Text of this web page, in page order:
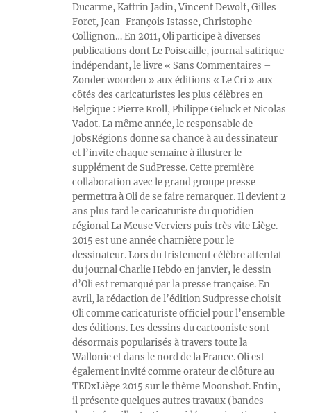
Ducarme, Kattrin Jadin, Vincent Dewolf, Gilles
Foret, Jean-François Istasse, Christophe
Collignon… En 2011, Oli participe à diverses
publications dont Le Poiscaille, journal satirique
indépendant, le livre « Sans Commentaires –
Zonder woorden » aux éditions « Le Cri » aux
côtés des caricaturistes les plus célèbres en
Belgique : Pierre Kroll, Philippe Geluck et Nicolas
Vadot. La même année, le responsable de
JobsRégions donne sa chance à au dessinateur
et l’invite chaque semaine à illustrer le
supplément de SudPresse. Cette première
collaboration avec le grand groupe presse
permettra à Oli de se faire remarquer. Il devient 2
ans plus tard le caricaturiste du quotidien
régional La Meuse Verviers puis très vite Liège.
2015 est une année charnière pour le
dessinateur. Lors du tristement célèbre attentat
du journal Charlie Hebdo en janvier, le dessin
d’Oli est remarqué par la presse française. En
avril, la rédaction de l’édition Sudpresse choisit
Oli comme caricaturiste officiel pour l’ensemble
des éditions. Les dessins du cartooniste sont
désormais popularisés à travers toute la
Wallonie et dans le nord de la France. Oli est
également invité comme orateur de clôture au
TEDxLiège 2015 sur le thème Moonshot. Enfin,
il présente quelques autres travaux (bandes